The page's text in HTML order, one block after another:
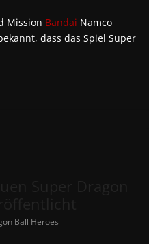
Mission Bandai Namco
dass das Spiel Super
Ball Heroes